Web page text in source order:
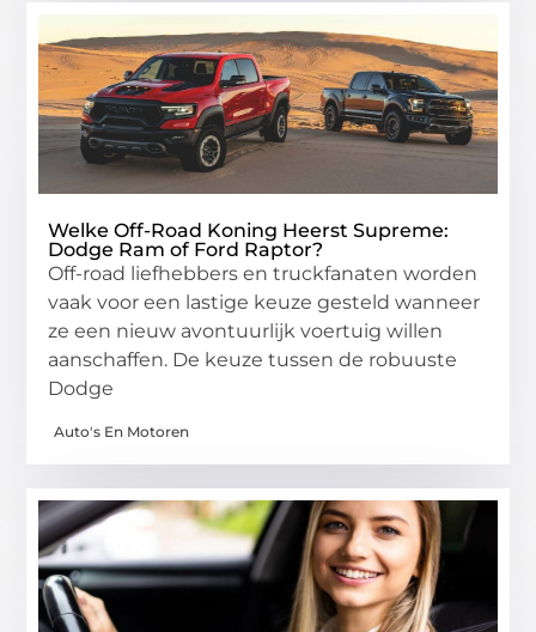
Welke Off-Road Koning Heerst Supreme:
Dodge Ram of Ford Raptor?
Off-road liefhebbers en truckfanaten worden
vaak voor een lastige keuze gesteld wanneer
ze een nieuw avontuurlijk voertuig willen
aanschaffen. De keuze tussen de robuuste
Dodge
Auto's En Motoren